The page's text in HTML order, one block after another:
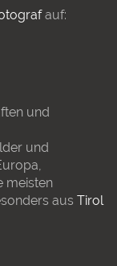
auf:
und
und
meisten
aus Tirol